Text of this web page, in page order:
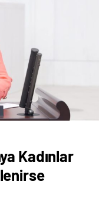
Kadınlar